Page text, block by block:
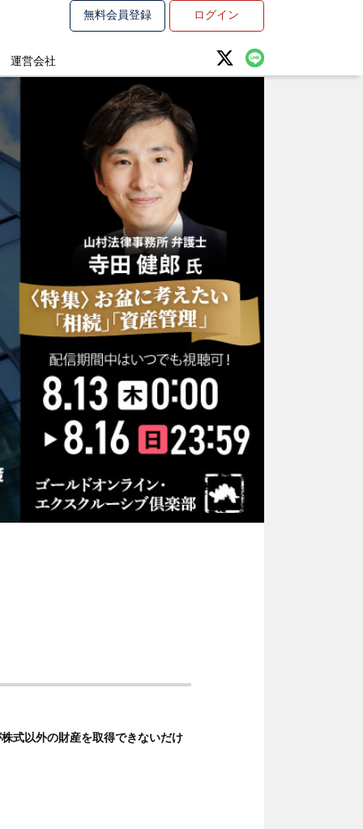
無料会員登録 ログイン
運営会社
式以外の財産を取得できないだけ